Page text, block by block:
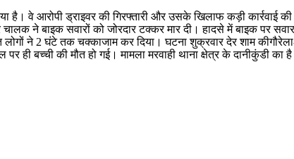
है। वे आरोपी ड्राइवर की गिरफ्तारी और उसके खिलाफ कड़ी कार्रवाई
ने बाइक सवारों को जोरदार टक्कर मार दी। हादसे में बाइक पर
ने 2 घंटे तक चक्काजाम कर दिया। घटना शुक्रवार देर शाम
बच्ची की मौत हो गई। मामला मरवाही थाना क्षेत्र के दानीकुंडी का